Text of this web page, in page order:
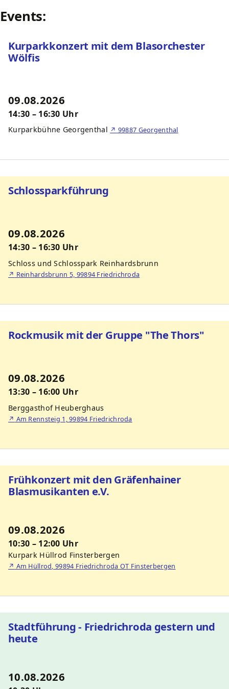
Events:
09.08.2026
14:30 – 16:30 Uhr
Kurparkbühne Georgenthal ↗ 99887 Georgenthal
Kurparkkonzert mit dem Blasorchester
Wölfis
09.08.2026
14:30 – 16:30 Uhr
Schloss und Schlosspark Reinhardsbrunn
↗ Reinhardsbrunn 5, 99894 Friedrichroda
Schlossparkführung
09.08.2026
13:30 – 16:00 Uhr
Berggasthof Heuberghaus
↗ Am Rennsteig 1, 99894 Friedrichroda
Rockmusik mit der Gruppe "The Thors"
09.08.2026
10:30 – 12:00 Uhr
Kurpark Hüllrod Finsterbergen
↗ Am Hüllrod, 99894 Friedrichroda OT Finsterbergen
Frühkonzert mit den Gräfenhainer
Blasmusikanten e.V.
10.08.2026
Stadtführung - Friedrichroda gestern und
heute